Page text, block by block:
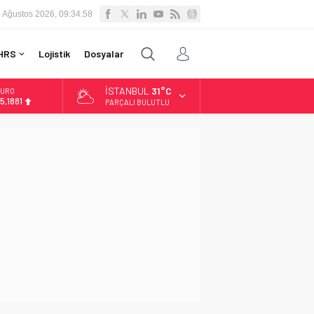
Ağustos 2026, 09:34:59
Lojistik Dosyalar
İSTANBUL 31°C
PARÇALI BULUTLU